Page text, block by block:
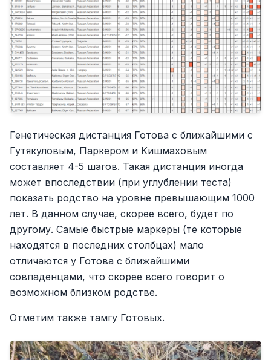
Генетическая дистанция Готова с ближайшими с
Гутякуловым, Паркером и Кишмаховым
составляет 4-5 шагов. Такая дистанция иногда
может впоследствии (при углублении теста)
показать родство на уровне превышающим 1000
лет. В данном случае, скорее всего, будет по
другому. Самые быстрые маркеры (те которые
находятся в последних столбцах) мало
отличаются у Готова с ближайшими
совпаденцами, что скорее всего говорит о
возможном близком родстве.
Отметим также тамгу Готовых.